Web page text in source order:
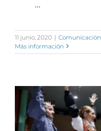
…
11 junio, 2020 | Comunicación
Más información